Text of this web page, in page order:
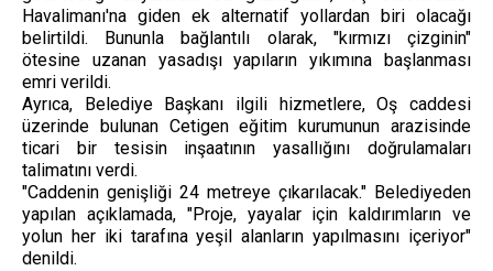
Havalimanı'na giden ek alternatif yollardan biri olacağı
belirtildi. Bununla bağlantılı olarak, "kırmızı çizginin"
ötesine uzanan yasadışı yapıların yıkımına başlanması
emri verildi.
Ayrıca, Belediye Başkanı ilgili hizmetlere, Oş caddesi
üzerinde bulunan Cetigen eğitim kurumunun arazisinde
ticari bir tesisin inşaatının yasallığını doğrulamaları
talimatını verdi.
"Caddenin genişliği 24 metreye çıkarılacak." Belediyeden
yapılan açıklamada, "Proje, yayalar için kaldırımların ve
yolun her iki tarafına yeşil alanların yapılmasını içeriyor"
denildi.